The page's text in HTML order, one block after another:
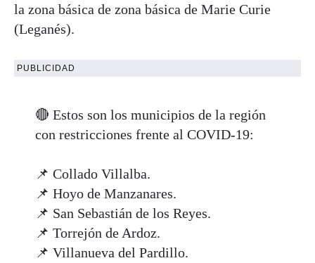
la zona básica de zona básica de Marie Curie
(Leganés).
PUBLICIDAD
🔴 Estos son los municipios de la región
con restricciones frente al COVID-19:
📌 Collado Villalba.
📌 Hoyo de Manzanares.
📌 San Sebastián de los Reyes.
📌 Torrejón de Ardoz.
📌 Villanueva del Pardillo.